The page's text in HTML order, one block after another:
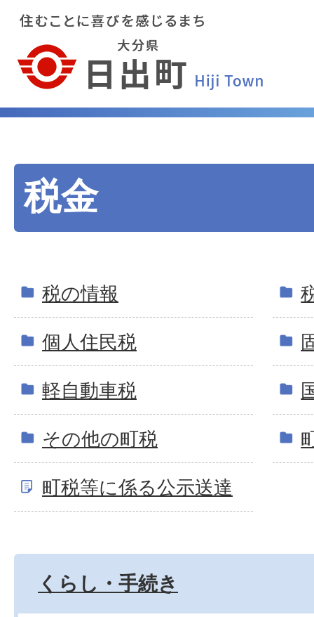
税金
税の情報
個人住民税
軽自動車税
その他の町税
町税等に係る公示送達
くらし・手続き